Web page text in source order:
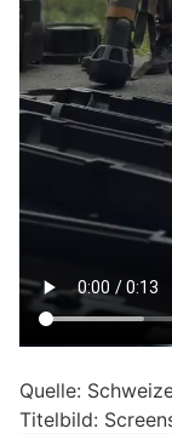
Quelle:
Titelbild: